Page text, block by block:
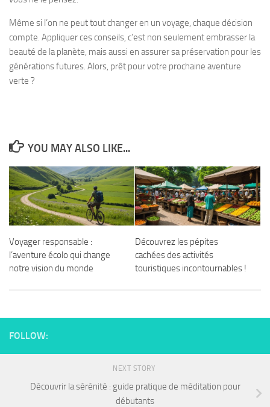
Même si l’on ne peut tout changer en un voyage, chaque décision
compte. Appliquer ces conseils, c’est non seulement embrasser la
beauté de la planète, mais aussi en assurer sa préservation pour les
générations futures. Alors, prêt pour votre prochaine aventure
verte ?
YOU MAY ALSO LIKE...
Voyager responsable :
l’aventure écolo qui change
notre vision du monde
Découvrez les pépites
cachées des activités
touristiques incontournables !
FOLLOW:
NEXT STORY
Découvrir la sérénité : guide pratique de méditation pour
débutants